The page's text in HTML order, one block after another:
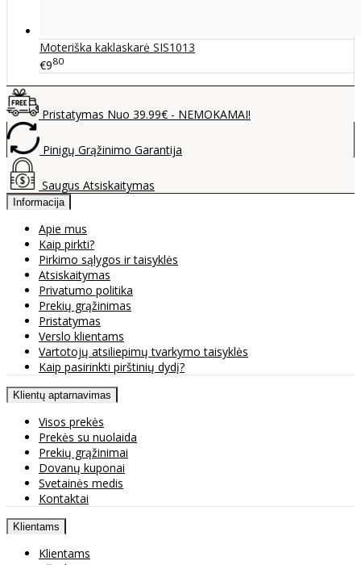
Moteriška kaklaskarė SIS1013
€980
Pristatymas Nuo 39.99€ - NEMOKAMAI!
Pinigų Grąžinimo Garantija
Saugus Atsiskaitymas
Informacija
Apie mus
Kaip pirkti?
Pirkimo sąlygos ir taisyklės
Atsiskaitymas
Privatumo politika
Prekių grąžinimas
Pristatymas
Verslo klientams
Vartotojų atsiliepimų tvarkymo taisyklės
Kaip pasirinkti pirštinių dydį?
Klientų aptarnavimas
Visos prekės
Prekės su nuolaida
Prekių grąžinimai
Dovanų kuponai
Svetainės medis
Kontaktai
Klientams
Klientams